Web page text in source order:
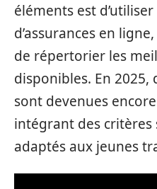
éléments est
d’assurances en
de répertorier les
disponibles. En
sont devenues
intégrant des
adaptés aux jeunes